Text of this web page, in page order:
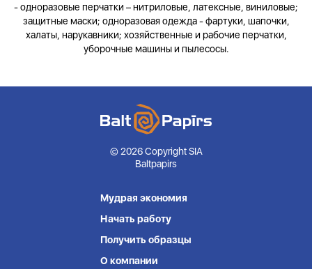
- одноразовые перчатки – нитриловые, латексные, виниловые;
защитные маски; одноразовая одежда - фартуки, шапочки,
халаты, нарукавники; хозяйственные и рабочие перчатки,
уборочные машины и пылесосы.
© 2026 Copyright SIA
Baltpapirs
Мудрая экономия
Начать работу
Получить образцы
О компании